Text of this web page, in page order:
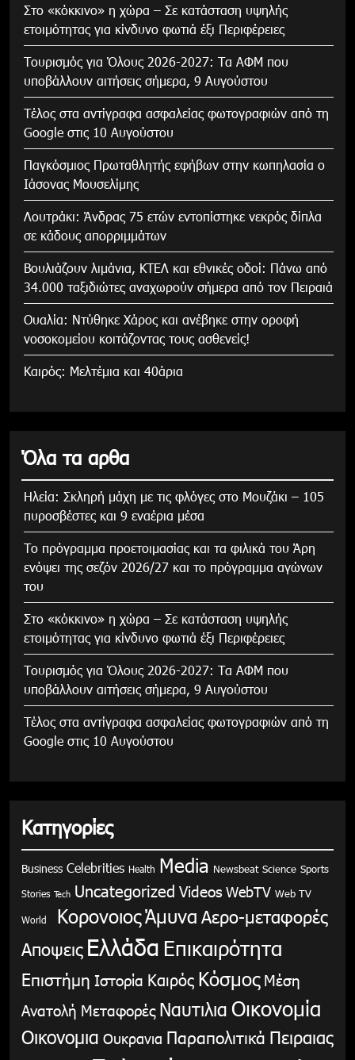
Στο «κόκκινο» η χώρα – Σε κατάσταση υψηλής
ετοιμότητας για κίνδυνο φωτιά έξι Περιφέρειες
Τουρισμός για Όλους 2026-2027: Τα ΑΦΜ που
υποβάλλουν αιτήσεις σήμερα, 9 Αυγούστου
Τέλος στα αντίγραφα ασφαλείας φωτογραφιών από τη
Google στις 10 Αυγούστου
Παγκόσμιος Πρωταθλητής εφήβων στην κωπηλασία ο
Ιάσονας Μουσελίμης
Λουτράκι: Άνδρας 75 ετών εντοπίστηκε νεκρός δίπλα
σε κάδους απορριμμάτων
Βουλιάζουν λιμάνια, ΚΤΕΛ και εθνικές οδοί: Πάνω από
34.000 ταξιδιώτες αναχωρούν σήμερα από τον Πειραιά
Ουαλία: Ντύθηκε Χάρος και ανέβηκε στην οροφή
νοσοκομείου κοιτάζοντας τους ασθενείς!
Καιρός: Μελτέμια και 40άρια
Όλα τα αρθα
Ηλεία: Σκληρή μάχη με τις φλόγες στο Μουζάκι – 105
πυροσβέστες και 9 εναέρια μέσα
Το πρόγραμμα προετοιμασίας και τα φιλικά του Άρη
ενόψει της σεζόν 2026/27 και το πρόγραμμα αγώνων
του
Στο «κόκκινο» η χώρα – Σε κατάσταση υψηλής
ετοιμότητας για κίνδυνο φωτιά έξι Περιφέρειες
Τουρισμός για Όλους 2026-2027: Τα ΑΦΜ που
υποβάλλουν αιτήσεις σήμερα, 9 Αυγούστου
Τέλος στα αντίγραφα ασφαλείας φωτογραφιών από τη
Google στις 10 Αυγούστου
Κατηγορίες
Business Celebrities Health Media Newsbeat Science Sports
Stories Tech Uncategorized Videos WebTV Web TV
World ΚορονοιοςΆμυνα Αερο-μεταφορές
Αποψεις Ελλάδα Επικαιρότητα
Επιστήμη Ιστορία Καιρός Κόσμος Μέση
Ανατολή Μεταφορές Ναυτιλια Οικονομία
Οικονομια Ουκρανια Παραπολιτικά Πειραιας